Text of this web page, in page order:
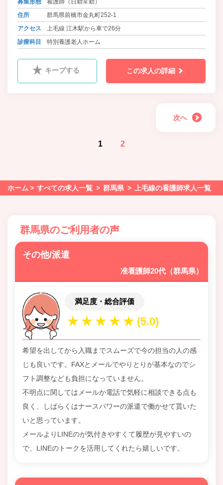
住所
群馬県前橋市金丸町252-1
アクセス
上毛線 江木駅から車で26分
診療科目
特別養護老人ホーム
キープする この求人の詳細
次へ
1 2
ホーム すべての求人一覧 群馬県 上毛線の看護師求人一覧
群馬県のご利用者の声
その他/派遣
准看護師20代（群馬県）
満足度・総合評価
希望を出してから入職までスムーズで今の担当の人の感
じも良いです。FAXとメールでやりとりが基本なのでシ
フト調整なども負担になっていません。
不明点に関してはメールか電話で気軽に相談できる点も
良く、しばらくはナースパワーの派遣で働かせて貰いた
いと思っています。
メールよりLINEのが気付きやすくて履歴が見やすいの
で、LINEのトークを活用してくれたら嬉しいです。